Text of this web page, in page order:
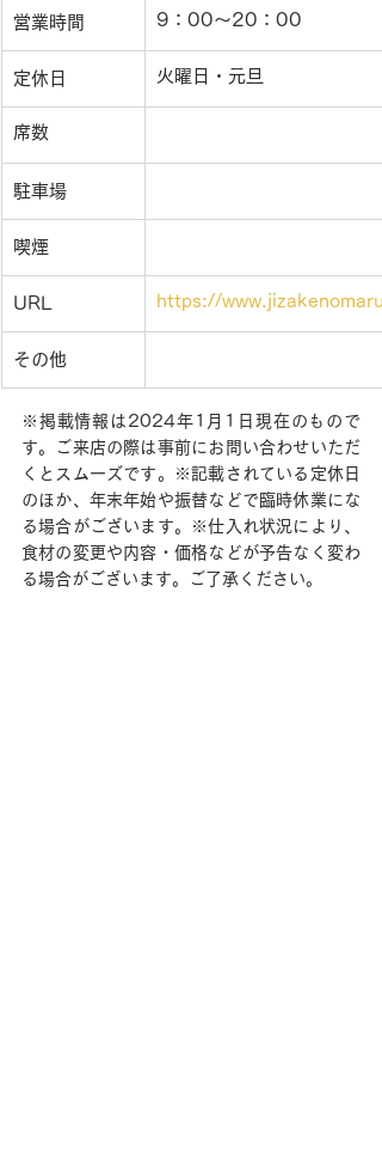
営業時間 9：00〜20：00
定休日 火曜日・元旦
席数
駐車場
喫煙
URL https://
その他
※掲載情報は2024年1月1日現在のもので
す。ご来店の際は事前にお問い合わせいただ
くとスムーズです。※記載されている定休日
のほか、年末年始や振替などで臨時休業にな
る場合がございます。※仕入れ状況により、
食材の変更や内容・価格などが予告なく変わ
る場合がございます。ご了承ください。